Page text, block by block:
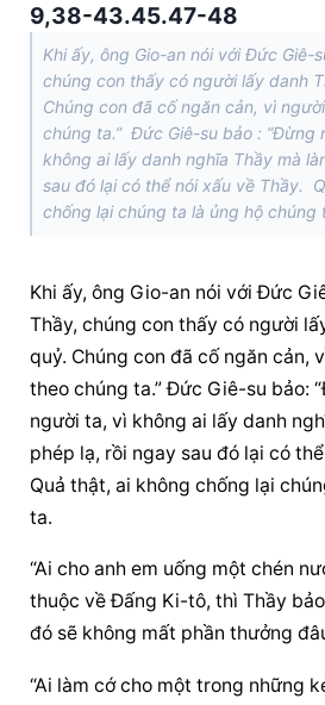
9,38-43.45.47-48
Khi ấy, ông Gio-an nói với Đức Giê-
chúng con thấy có người lấy danh
Chúng con đã cố ngăn cản, vì
chúng ta.” Đức Giê-su bảo : “Đừng
không ai lấy danh nghĩa Thầy mà
sau đó lại có thể nói xấu về Thầy.
chống lại chúng ta là ủng hộ chúng
Khi ấy, ông Gio-an nói với Đức
Thầy, chúng con thấy có người
quỷ. Chúng con đã cố ngăn cản,
theo chúng ta.” Đức Giê-su bảo:
người ta, vì không ai lấy danh
phép lạ, rồi ngay sau đó lại có
Quả thật, ai không chống lại
ta.
“Ai cho anh em uống một chén
thuộc về Đấng Ki-tô, thì Thầy
đó sẽ không mất phần thưởng
“Ai làm cớ cho một trong những